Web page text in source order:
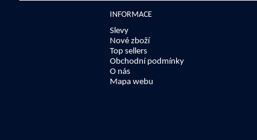
INFORMACE
Slevy
Nové zboží
Top sellers
Obchodní podmínky
O nás
Mapa webu